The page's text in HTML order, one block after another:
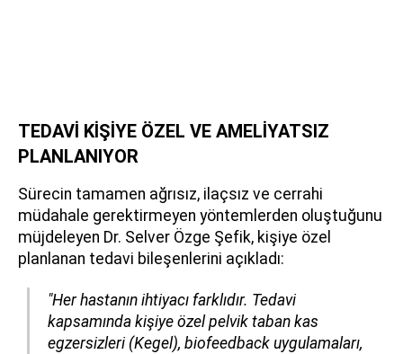
TEDAVİ KİŞİYE ÖZEL VE AMELİYATSIZ
PLANLANIYOR
Sürecin tamamen ağrısız, ilaçsız ve cerrahi
müdahale gerektirmeyen yöntemlerden oluştuğunu
müjdeleyen Dr. Selver Özge Şefik, kişiye özel
planlanan tedavi bileşenlerini açıkladı:
"Her hastanın ihtiyacı farklıdır. Tedavi
kapsamında kişiye özel pelvik taban kas
egzersizleri (Kegel), biofeedback uygulamaları,